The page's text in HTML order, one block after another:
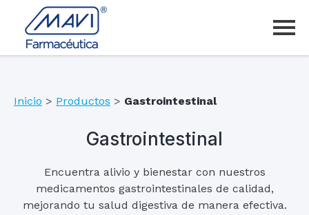
Inicio > Productos > Gastrointestinal
Gastrointestinal
Encuentra alivio y bienestar con nuestros
medicamentos gastrointestinales de calidad,
mejorando tu salud digestiva de manera efectiva.